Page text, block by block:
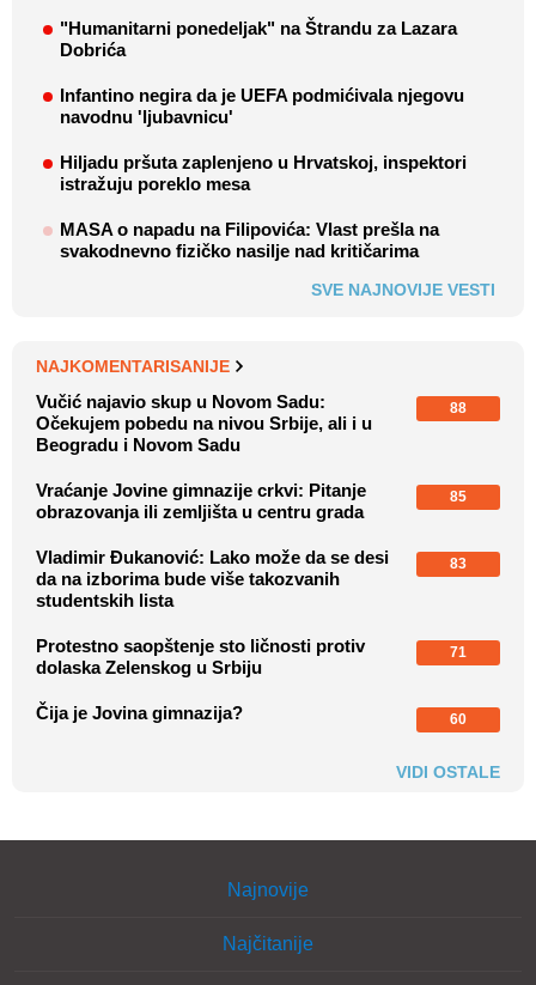
"Humanitarni ponedeljak" na Štrandu za Lazara
Dobrića
Infantino negira da je UEFA podmićivala njegovu
navodnu 'ljubavnicu'
Hiljadu pršuta zaplenjeno u Hrvatskoj, inspektori
istražuju poreklo mesa
MASA o napadu na Filipovića: Vlast prešla na
svakodnevno fizičko nasilje nad kritičarima
SVE NAJNOVIJE VESTI
NAJKOMENTARISANIJE
Vučić najavio skup u Novom Sadu:
Očekujem pobedu na nivou Srbije, ali i u
Beogradu i Novom Sadu
88
Vraćanje Jovine gimnazije crkvi: Pitanje
obrazovanja ili zemljišta u centru grada
85
Vladimir Đukanović: Lako može da se desi
da na izborima bude više takozvanih
studentskih lista
83
Protestno saopštenje sto ličnosti protiv
dolaska Zelenskog u Srbiju
71
Čija je Jovina gimnazija? 60
VIDI OSTALE
Najnovije
Najčitanije